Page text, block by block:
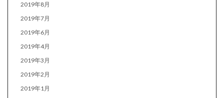
2019年8月
2019年7月
2019年6月
2019年4月
2019年3月
2019年2月
2019年1月